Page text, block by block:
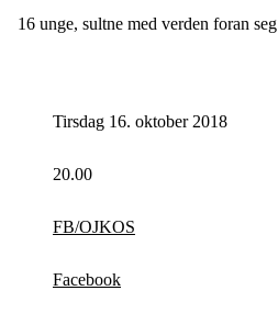
16 unge, sultne med verden foran seg
Tirsdag 16. oktober 2018
20.00
FB/OJKOS
Facebook